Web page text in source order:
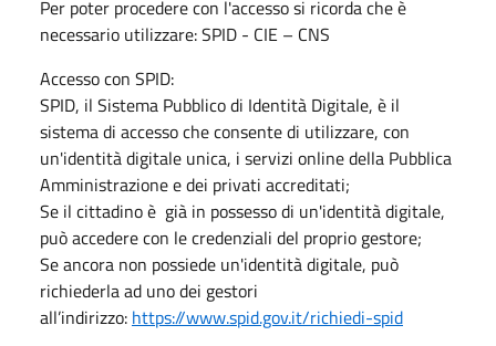
Per poter procedere con l'accesso si ricorda che è
necessario utilizzare: SPID - CIE – CNS
Accesso con SPID:
SPID, il Sistema Pubblico di Identità Digitale, è il
sistema di accesso che consente di utilizzare, con
un'identità digitale unica, i servizi online della Pubblica
Amministrazione e dei privati accreditati;
Se il cittadino è già in possesso di un'identità digitale,
può accedere con le credenziali del proprio gestore;
Se ancora non possiede un'identità digitale, può
richiederla ad uno dei gestori
all’indirizzo: https://www.spid.gov.it/richiedi-spid